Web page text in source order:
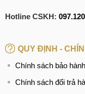
khách hàng.
Bước 4: Thay
test lại kỹ càng
A80 và thanh
Hotline CSKH:
QUY ĐỊNH -
Chính sách bảo hành
Chính sách đổi trả